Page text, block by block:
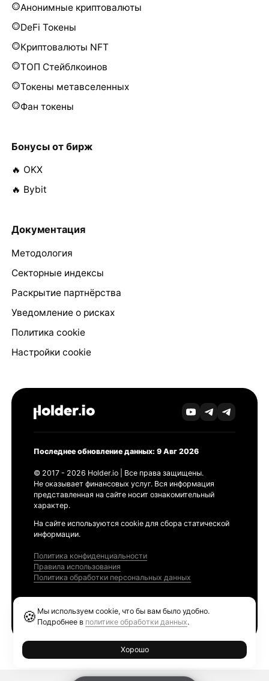
Анонимные криптовалюты
DeFi Токены
Криптовалюты NFT
ТОП Стейблкоинов
Токены метавселенных
Фан токены
Бонусы от бирж
🔥 OKX
🔥 Bybit
Документация
Методология
Секторные индексы
Раскрытие партнёрства
Уведомление о рисках
Политика cookie
Настройки cookie
Последнее обновление данных: 9 Авг 2026
© 2017 - 2026 Holder.io | Все права защищены.
Не оказывает финансовых услуг. Вся информация
представленная на сайте носит ознакомительный
характер.
На сайте используются cookie для сбора статической
информации.
Политика конфиденциальности
Правила использования
Политика обработки персональных данных
🍪 Мы используем cookie, что бы вам было удобно.
Подробнее в политике обработки данных.
Хорошо
Ethereum GAS Tracker